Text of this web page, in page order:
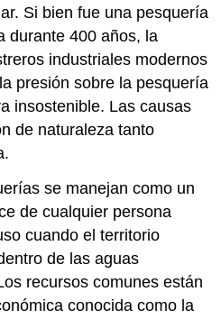
Si bien fue una pesquería
durante 400 años, la
industriales modernos
presión sobre la pesquería
insostenible. Las causas
de naturaleza tanto
se manejan como un
de cualquier persona
cuando el territorio
de las aguas
recursos comunes están
conocida como la